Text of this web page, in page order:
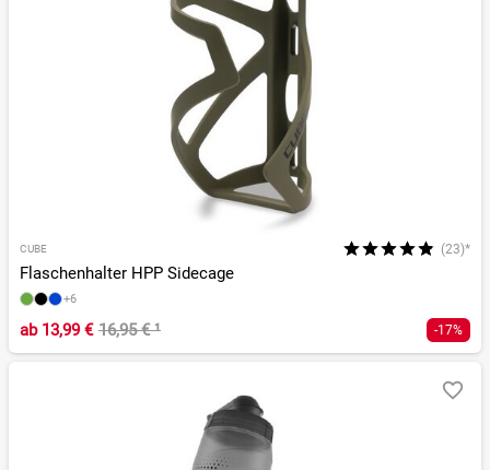
CUBE (23)*
Flaschenhalter HPP Sidecage
+6
ab13,99 € 16,95 €¹ -17%